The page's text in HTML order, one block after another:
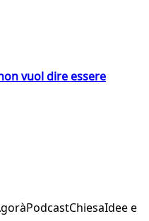
vuol dire essere
PodcastChiesaIdee e